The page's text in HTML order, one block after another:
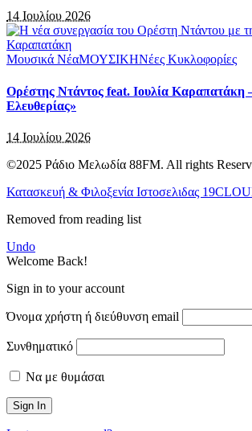
14 Ιουλίου 2026
Μουσικά ΝέαΜΟΥΣΙΚΗΝέες Κυκλοφορίες
Ορέστης Ντάντος feat. Ιουλία Καραπατάκη
Ελευθερίας»
14 Ιουλίου 2026
©2025 Ράδιο Μελωδία 88FM. All rights
Κατασκευή & Φιλοξενία Ιστοσελιδας
Removed from reading list
Undo
Welcome Back!
Sign in to your account
Όνομα χρήστη ή διεύθυνση email
Συνθηματικό
Να με θυμάσαι